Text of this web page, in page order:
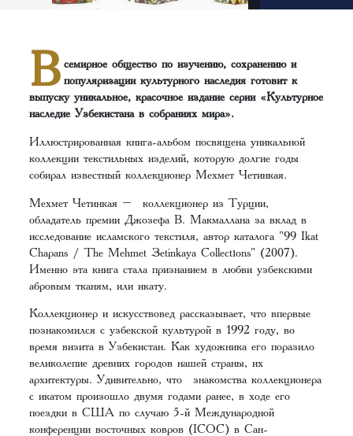
В семирное общество по изучению, сохранению и
популяризации культурного наследия готовит к
выпуску уникальное, красочное издание серии «Культурное
наследие Узбекистана в собраниях мира».
Иллюстрированная книга-альбом посвящена уникальной
коллекции текстильных изделий, которую долгие годы
собирал известный коллекционер Мехмет Четинкая.
Мехмет Четинкая – коллекционер из Турции,
обладатель премии Джозефа В. Макмаллана за вклад в
исследование исламского текстиля, автор каталога "99 Ikat
Chapans / The Mehmet Çetinkaya Collectıons" (2007).
Именно эта книга стала признанием в любви узбекскими
абровым тканям, или икату.
Коллекционер и искусствовед рассказывает, что впервые
познакомился с узбекской культурой в 1992 году, во
время визита в Узбекистан. Как художника его поразило
великолепие древних городов нашей страны, их
архитектуры. Удивительно, что знакомства коллекционера
с икатом произошло двумя годами ранее, в ходе его
поездки в США по случаю 5-й Международной
конференции восточных ковров (ICOC) в Сан-